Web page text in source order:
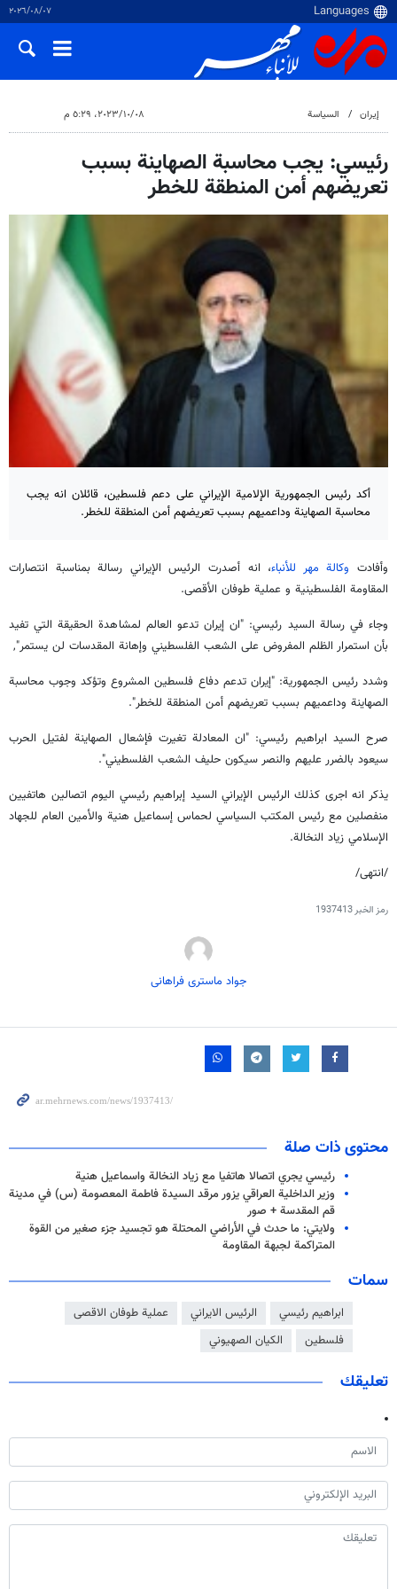
٠٧‏/٠٨‏/٢٠٢٦
إيران السياسة ٠٨‏/١٠‏/٢٠٢٣، ٥:٢٩ م
رئيسي: يجب محاسبة الصهاينة بسبب
تعريضهم أمن المنطقة للخطر
أكد رئيس الجمهورية الإلامية الإيراني على دعم فلسطين، قائلان انه يجب
محاسبة الصهاينة وداعميهم بسبب تعريضهم أمن المنطقة للخطر.
وأفادت وكالة مهر للأنباء، انه أصدرت الرئيس الإيراني رسالة بمناسبة انتصارات
المقاومة الفلسطينية و عملية طوفان الأقصى.
وجاء في رسالة السيد رئيسي: "ان إيران تدعو العالم لمشاهدة الحقيقة التي تفيد
بأن استمرار الظلم المفروض على الشعب الفلسطيني وإهانة المقدسات لن يستمر",
وشدد رئيس الجمهورية: "إيران تدعم دفاع فلسطين المشروع وتؤكد وجوب محاسبة
الصهاينة وداعميهم بسبب تعريضهم أمن المنطقة للخطر".
صرح السيد ابراهيم رئيسي: "ان المعادلة تغيرت فإشعال الصهاينة لفتيل الحرب
سيعود بالضرر عليهم والنصر سيكون حليف الشعب الفلسطيني".
يذكر انه اجرى كذلك الرئيس الإيراني السيد إبراهيم رئيسي اليوم اتصالين هاتفيين
منفصلين مع رئيس المكتب السياسي لحماس إسماعيل هنية والأمين العام للجهاد
الإسلامي زياد النخالة.
/انتهى/
رمز الخبر1937413
جواد ماستری فراهانی
محتوى ذات صلة
رئيسي يجري اتصالا هاتفيا مع زياد النخالة واسماعيل هنية
وزير الداخلية العراقي يزور مرقد السيدة فاطمة المعصومة (س) في مدينة
قم المقدسة + صور
ولايتي: ما حدث في الأراضي المحتلة هو تجسيد جزء صغير من القوة
المتراكمة لجبهة المقاومة
سمات
ابراهيم رئيسي الرئيس الايراني
عملیة طوفان الاقصى
فلسطين
الكيان الصهيوني
تعليقك